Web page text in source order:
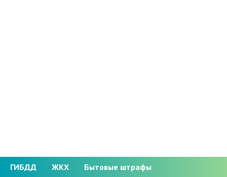
ГИБДД ЖКХ Бытовые штрафы